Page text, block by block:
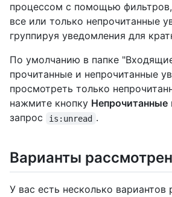
процессом с помощью
все или только непрочитанные
группируя уведомления для
По умолчанию в папке
прочитанные и непрочитанные
просмотреть только
нажмите кнопку Непрочитанные
запрос
is:unread .
Варианты
У вас есть несколько вариантов